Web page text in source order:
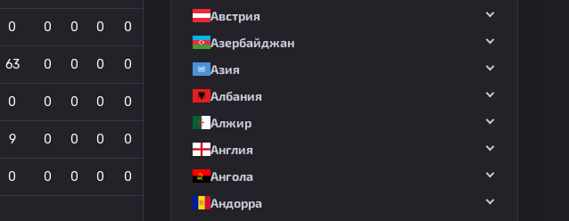
0 0 0 0 0
63 0 0 0 0
0 0 0 0 0
9 0 0 0 0
0 0 0 0 0
Австрия
Азербайджан
Азия
Албания
Алжир
Англия
Ангола
Андорра